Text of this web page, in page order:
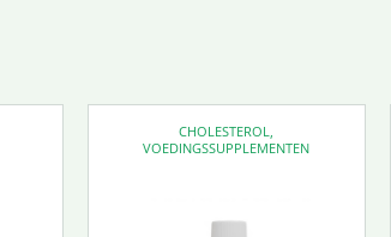
CHOLESTEROL,
VOEDINGSSUPPLEMENTEN